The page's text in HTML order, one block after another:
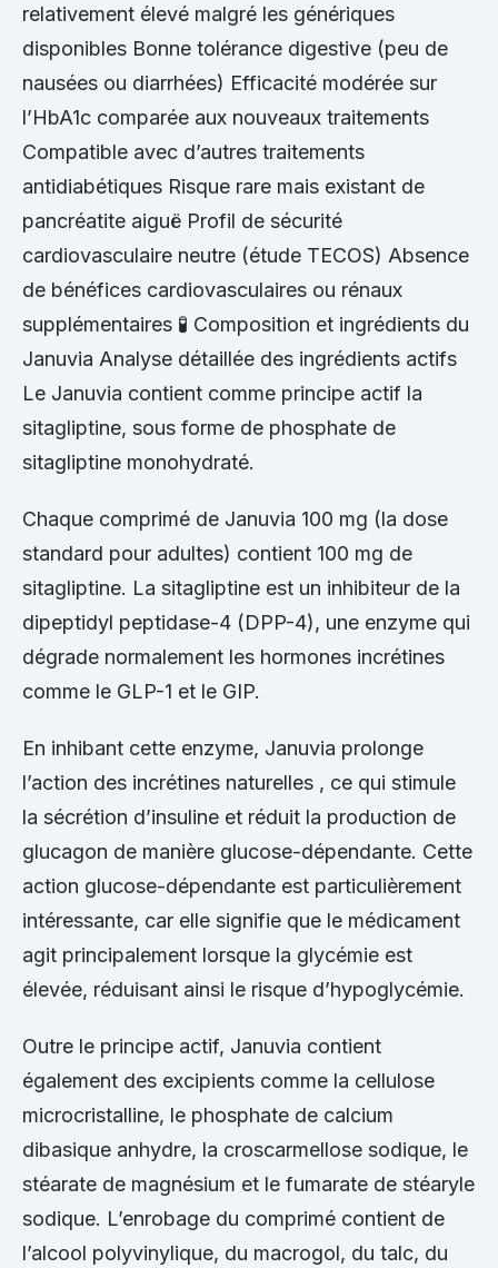
relativement élevé malgré les génériques
disponibles Bonne tolérance digestive (peu de
nausées ou diarrhées) Efficacité modérée sur
l’HbA1c comparée aux nouveaux traitements
Compatible avec d’autres traitements
antidiabétiques Risque rare mais existant de
pancréatite aiguë Profil de sécurité
cardiovasculaire neutre (étude TECOS) Absence
de bénéfices cardiovasculaires ou rénaux
supplémentaires 🧪 Composition et ingrédients du
Januvia Analyse détaillée des ingrédients actifs
Le Januvia contient comme principe actif la
sitagliptine, sous forme de phosphate de
sitagliptine monohydraté.
Chaque comprimé de Januvia 100 mg (la dose
standard pour adultes) contient 100 mg de
sitagliptine. La sitagliptine est un inhibiteur de la
dipeptidyl peptidase-4 (DPP-4), une enzyme qui
dégrade normalement les hormones incrétines
comme le GLP-1 et le GIP.
En inhibant cette enzyme, Januvia prolonge
l’action des incrétines naturelles , ce qui stimule
la sécrétion d’insuline et réduit la production de
glucagon de manière glucose-dépendante. Cette
action glucose-dépendante est particulièrement
intéressante, car elle signifie que le médicament
agit principalement lorsque la glycémie est
élevée, réduisant ainsi le risque d’hypoglycémie.
Outre le principe actif, Januvia contient
également des excipients comme la cellulose
microcristalline, le phosphate de calcium
dibasique anhydre, la croscarmellose sodique, le
stéarate de magnésium et le fumarate de stéaryle
sodique. L’enrobage du comprimé contient de
l’alcool polyvinylique, du macrogol, du talc, du